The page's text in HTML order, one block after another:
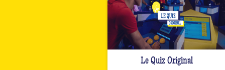
Le Quiz Original